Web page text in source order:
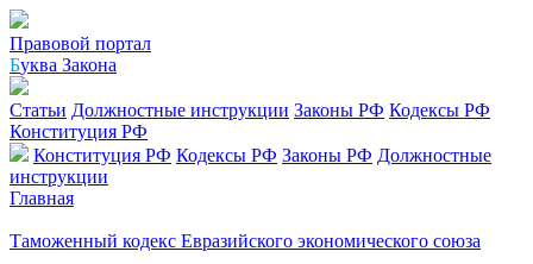
Правовой портал
Буква Закона
Статьи Должностные инструкции Законы РФ Кодексы РФ
Конституция РФ
Конституция РФ Кодексы РФ Законы РФ Должностные
инструкции
Главная
Таможенный кодекс Евразийского экономического союза